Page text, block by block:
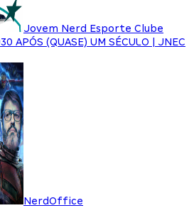
Jovem Nerd Esporte Clube
APÓS (QUASE) UM SÉCULO | JNEC
NerdOffice